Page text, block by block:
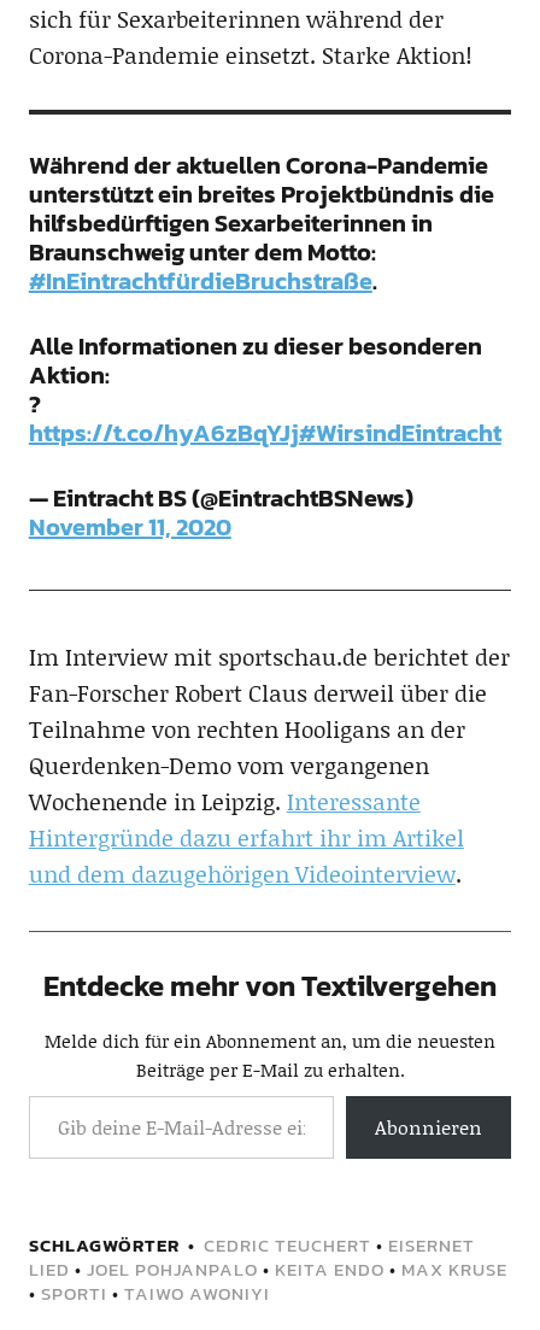
sich für Sexarbeiterinnen während der
Corona-Pandemie einsetzt. Starke Aktion!
Während der aktuellen Corona-Pandemie
unterstützt ein breites Projektbündnis die
hilfsbedürftigen Sexarbeiterinnen in
Braunschweig unter dem Motto:
#InEintrachtfürdieBruchstraße.
Alle Informationen zu dieser besonderen
Aktion:
?
https://t.co/hyA6zBqYJj#WirsindEintracht
— Eintracht BS (@EintrachtBSNews)
November 11, 2020
Im Interview mit sportschau.de berichtet der
Fan-Forscher Robert Claus derweil über die
Teilnahme von rechten Hooligans an der
Querdenken-Demo vom vergangenen
Wochenende in Leipzig. Interessante
Hintergründe dazu erfahrt ihr im Artikel
und dem dazugehörigen Videointerview.
Entdecke mehr von Textilvergehen
Melde dich für ein Abonnement an, um die neuesten
Beiträge per E-Mail zu erhalten.
Abonnieren
SCHLAGWÖRTER CEDRIC TEUCHERT • EISERNET
LIED • JOEL POHJANPALO • KEITA ENDO • MAX KRUSE
• SPORTI • TAIWO AWONIYI